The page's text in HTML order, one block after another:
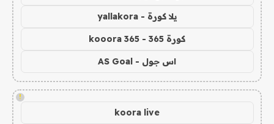
يلا كورة - yallakora
كورة 365 - kooora 365
اس جول - AS Goal
!
koora live